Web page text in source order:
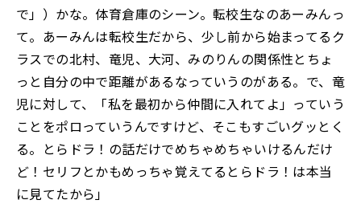
で」）かな。体育倉庫のシーン。転校生なのあーみんっ
て。あーみんは転校生だから、少し前から始まってるク
ラスでの北村、竜児、大河、みのりんの関係性とちょ
っと自分の中で距離があるなっていうのがある。で、竜
児に対して、「私を最初から仲間に入れてよ」っていう
ことをポロっていうんですけど、そこもすごいグッとく
る。とらドラ！の話だけでめちゃめちゃいけるんだけ
ど！セリフとかもめっちゃ覚えてるとらドラ！は本当
に見てたから」